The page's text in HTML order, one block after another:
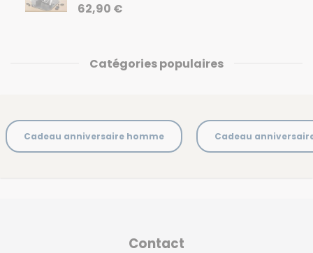
62,90 €
Catégories populaires
Cadeau anniversaire homme Cadeau
Contact